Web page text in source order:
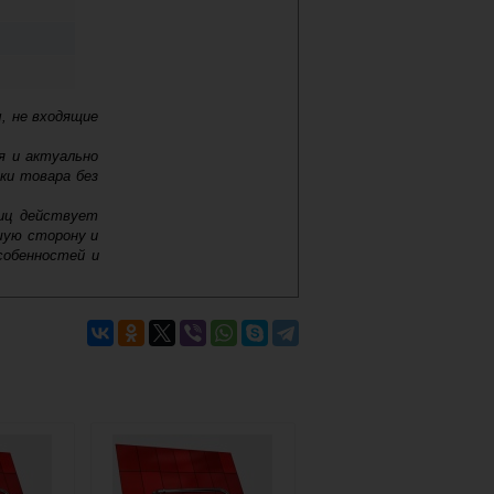
не входящие
и актуально
товара без
действует
сторону и
и